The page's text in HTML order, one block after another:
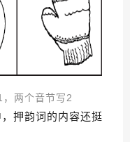
两个音节写2
押韵词的内容还挺